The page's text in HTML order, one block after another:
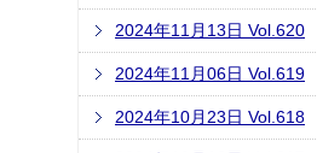
2024年11月13日 Vol.620
2024年11月06日 Vol.619
2024年10月23日 Vol.618